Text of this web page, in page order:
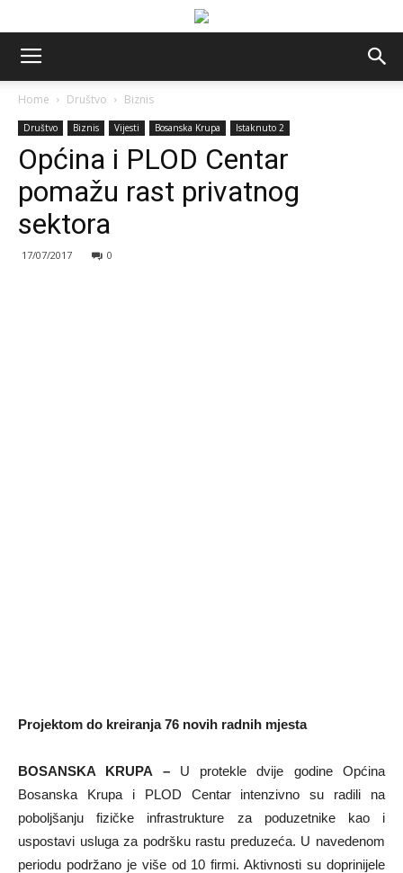
Home Društvo Biznis
Društvo Biznis Vijesti Bosanska Krupa Istaknuto 2
Općina i PLOD Centar
pomažu rast privatnog
sektora
17/07/2017 0
Projektom do kreiranja 76 novih radnih mjesta
BOSANSKA KRUPA –U protekle dvije godine Općina
Bosanska Krupa i PLOD Centar intenzivno su radili na
poboljšanju fizičke infrastrukture za poduzetnike kao i
uspostavi usluga za podršku rastu preduzeća. U navedenom
periodu podržano je više od 10 firmi. Aktivnosti su doprinijele